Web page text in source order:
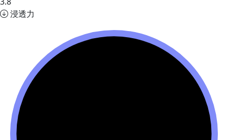
浸透力